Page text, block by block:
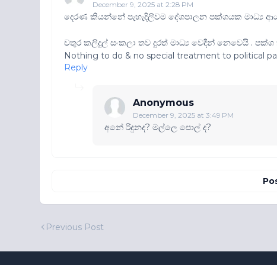
December 9, 2025 at 2:28 PM
දෙරණ කියන්නේ පැහැදිලිවම දේශපාලන පක්ශයක මාධ්‍ය
චතුර කලිදුල් සංකලා තව දුරත් මාධ්‍ය වෙදීන් නෙවෙයි . පක්ශ
Nothing to do & no special treatment to political
Reply
Anonymous
December 9, 2025 at 3:49 PM
අනේ රිදුනද? මල්ලෙ පොල් ද?
Previous Post